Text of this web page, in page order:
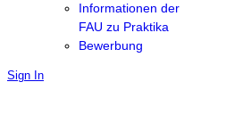
Informationen der
FAU zu Praktika
Bewerbung
Sign In